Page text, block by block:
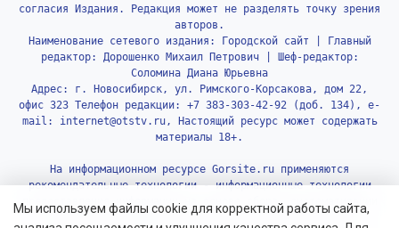
Мы используем файлы cookie для корректной работы сайта,
согласия Издания. Редакция может не разделять точку зрения
авторов.
Наименование сетевого издания: Городской сайт | Главный
редактор: Дорошенко Михаил Петрович | Шеф-редактор:
Соломина Диана Юрьевна
Адрес: г. Новосибирск, ул. Римского-Корсакова, дом 22,
офис 323 Телефон редакции: +7 383-303-42-92 (доб. 134), e-
mail: internet@otstv.ru, Настоящий ресурс может содержать
материалы 18+.
На информационном ресурсе Gorsite.ru применяются
рекомендательные технологии - информационные технологии
предоставления информации на основе сбора, систематизации
и анализа сведений, относящихся к предпочтениям